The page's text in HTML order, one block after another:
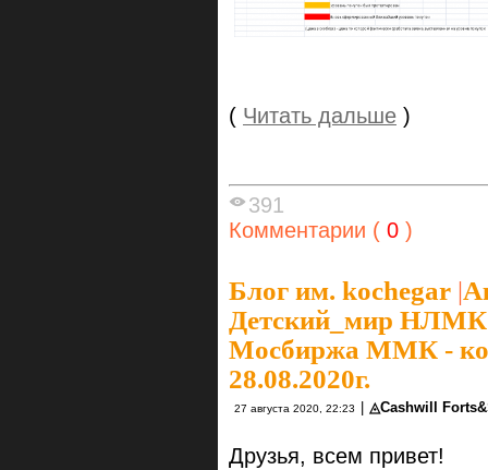
( Читать дальше )
391
Комментарии ( 0 )
Блог им. kochegar |
Детский_мир НЛМК
Мосбиржа ММК -
28.08.2020г.
27 августа 2020, 22:23 ◬Cashwill
Друзья, всем привет!